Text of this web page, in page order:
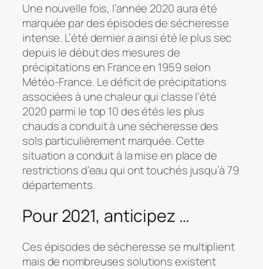
Une nouvelle fois, l’année 2020 aura été
marquée par des épisodes de sécheresse
intense. L’été dernier a ainsi été le plus sec
depuis le début des mesures de
précipitations en France en 1959 selon
Météo-France. Le déficit de précipitations
associées à une chaleur qui classe l’été
2020 parmi le top 10 des étés les plus
chauds a conduit à une sécheresse des
sols particulièrement marquée. Cette
situation a conduit à la mise en place de
restrictions d’eau qui ont touchés jusqu’à 79
départements.
Pour 2021, anticipez …
Ces épisodes de sécheresse se multiplient
mais de nombreuses solutions existent